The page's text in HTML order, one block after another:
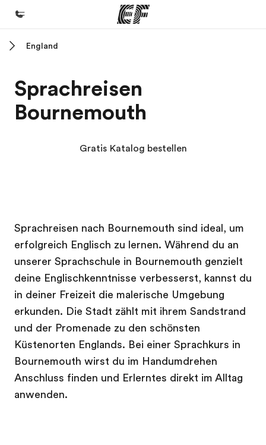
Programme
Alle Programme ansehen
Karriere
Werde Teil unseres Teams
England
Sprachreisen
Bournemouth
Gratis Katalog bestellen
Sprachreisen nach Bournemouth sind ideal, um
erfolgreich Englisch zu lernen. Während du an
unserer Sprachschule in Bournemouth genzielt
deine Englischkenntnisse verbesserst, kannst du
in deiner Freizeit die malerische Umgebung
erkunden. Die Stadt zählt mit ihrem Sandstrand
und der Promenade zu den schönsten
Küstenorten Englands. Bei einer Sprachkurs in
Bournemouth wirst du im Handumdrehen
Anschluss finden und Erlerntes direkt im Alltag
anwenden.